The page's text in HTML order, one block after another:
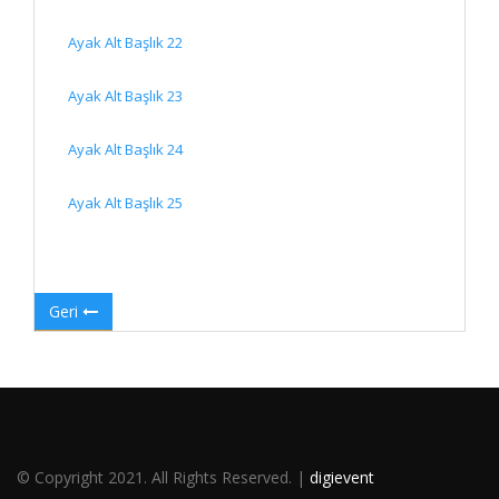
Ayak Alt Başlık 22
Ayak Alt Başlık 23
Ayak Alt Başlık 24
Ayak Alt Başlık 25
Geri
© Copyright 2021. All Rights Reserved. | digievent